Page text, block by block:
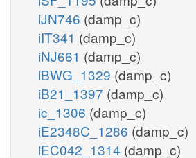
iJN746 (damp_c)
iIT341 (damp_c)
iNJ661 (damp_c)
iBWG_1329 (damp_c)
iB21_1397 (damp_c)
ic_1306 (damp_c)
iE2348C_1286 (damp_c)
iEC042_1314 (damp_c)